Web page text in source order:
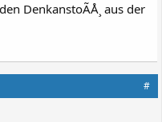
DenkanstoÃÅ¸ aus der
#